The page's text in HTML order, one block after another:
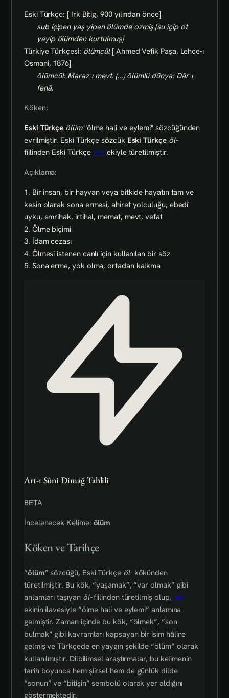
Eski Türkçe: [ Irk Bitig, 900 yılından önce]
sub içipen yaş yipenölümdeozmiş [su içip ot
yeyip ölümden kurtulmuş]
Türkiye Türkçesi: ölümcül[ Ahmed Vefik Paşa, Lehce-ı
Osmani, 1876]
ölümcül:Maraz-ı mevt. (...)ölümlüdünya: Dār-ı
fenā.
Köken:
Eski Türkçe ölüm"ölme hali ve eylemi" sözcüğünden
evrilmiştir. Eski Türkçe sözcük Eski Türkçe öl-
fiilinden Eski Türkçe+Im ekiyle türetilmiştir.
Açıklama:
1. Bir insan, bir hayvan veya bitkide hayatın tam ve
kesin olarak sona ermesi, ahiret yolculuğu, ebedî
uyku, emrihak, irtihal, memat, mevt, vefat
2. Ölme biçimi
3. İdam cezası
4. Ölmesi istenen canlı için kullanılan bir söz
5. Sona erme, yok olma, ortadan kalkma
Art-ı Sûni Dimağ Tahlili
BETA
İncelenecek Kelime: ölüm
Köken ve Tarihçe
“ölüm” sözcüğü, Eski Türkçe öl-kökünden
türetilmiştir. Bu kök, “yaşamak”, “var olmak” gibi
anlamları taşıyan öl-fiilinden türetilmiş olup,+Im
ekinin ilavesiyle “ölme hali ve eylemi” anlamına
gelmiştir. Zaman içinde bu kök, “ölmek”, “son
bulmak” gibi kavramları kapsayan bir isim hâline
gelmiş ve Türkçede en yaygın şekilde “ölüm” olarak
kullanılmıştır. Dilbilimsel araştırmalar, bu kelimenin
tarih boyunca hem şiirsel hem de günlük dilde
“sonun” ve “bitişin” sembolü olarak yer aldığını
göstermektedir.